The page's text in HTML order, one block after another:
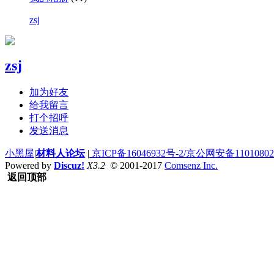
zsj
zsj
加为好友
给我留言
打个招呼
发送消息
小黑屋|材料人论坛 | 京ICP备16046932号-2/京公网安备
Powered by Discuz! X3.2 © 2001-2017 Comsenz Inc.
返回顶部